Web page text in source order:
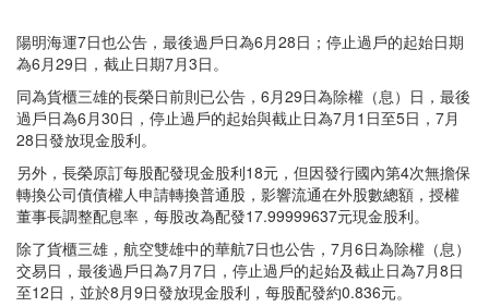
陽明海運7日也公告，最後過戶日為6月28日；停止過戶的起始日期
為6月29日，截止日期7月3日。
同為貨櫃三雄的長榮日前則已公告，6月29日為除權（息）日，最後
過戶日為6月30日，停止過戶的起始與截止日為7月1日至5日，7月
28日發放現金股利。
另外，長榮原訂每股配發現金股利18元，但因發行國內第4次無擔保
轉換公司債債權人申請轉換普通股，影響流通在外股數總額，授權
董事長調整配息率，每股改為配發17.99999637元現金股利。
除了貨櫃三雄，航空雙雄中的華航7日也公告，7月6日為除權（息）
交易日，最後過戶日為7月7日，停止過戶的起始及截止日為7月8日
至12日，並於8月9日發放現金股利，每股配發約0.836元。